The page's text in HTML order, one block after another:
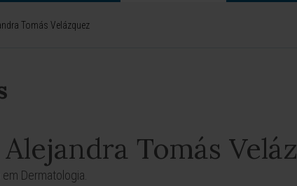
Tomás Velázquez
Tomás
Dermatologia.